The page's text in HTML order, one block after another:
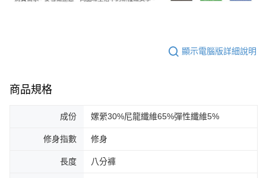
顯示電腦版詳細說明
商品規格
成份 嫘縈30%尼龍纖維65%彈性纖維5%
修身指數 修身
長度 八分褲